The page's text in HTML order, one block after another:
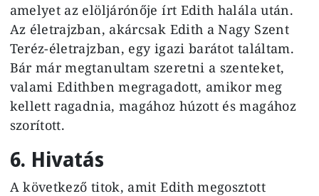
amelyet az elöljárónője írt Edith halála után.
Az életrajzban, akárcsak Edith a Nagy Szent
Teréz-életrajzban, egy igazi barátot találtam.
Bár már megtanultam szeretni a szenteket,
valami Edithben megragadott, amikor meg
kellett ragadnia, magához húzott és magához
szorított.
6. Hivatás
A következő titok, amit Edith megosztott